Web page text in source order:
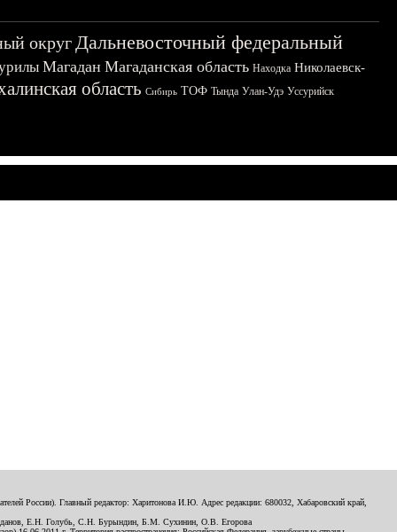
округДальневосточный федеральный
Магадан Магаданская область Находка Николаевск-
область Сибирь ТОФ Тында Улан-Удэ Уссурийск
России). Главный редактор: Харитонова И.Ю. Адрес редакции: 680032, Хабаровский край,
Е.Н. Голубь, С.Н. Бурындин, Б.М. Сухинин, О.В. Егорова